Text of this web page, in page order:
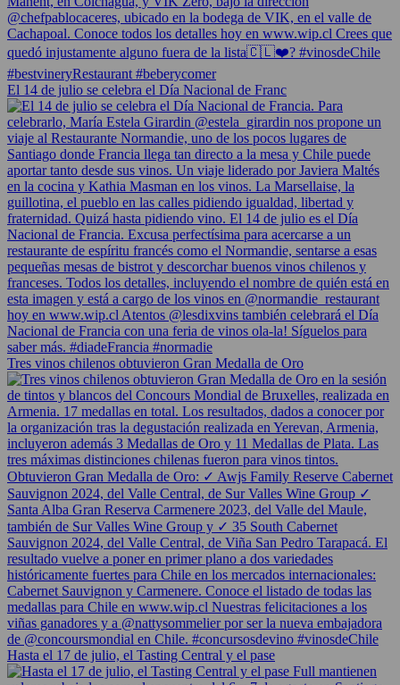
El 14 de julio se celebra el Día Nacional de Franc
Tres vinos chilenos obtuvieron Gran Medalla de Oro
Hasta el 17 de julio, el Tasting Central y el pase